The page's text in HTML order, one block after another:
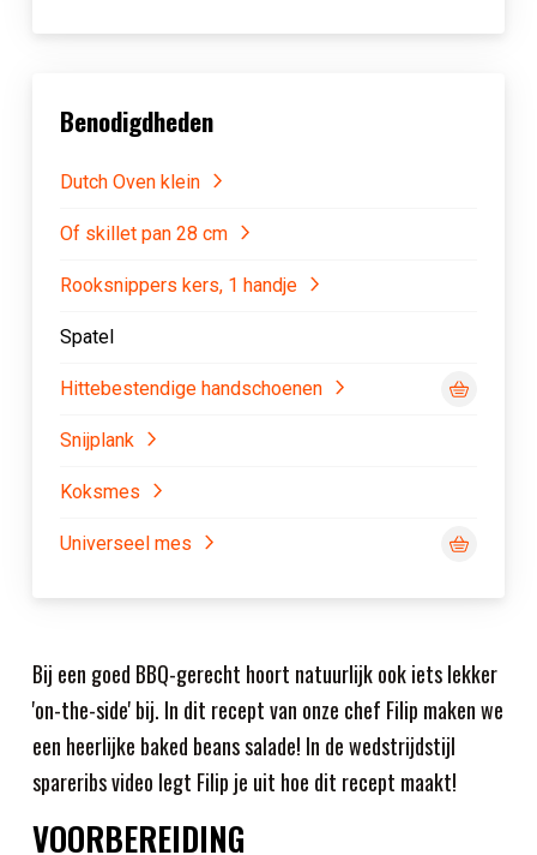
Bij een goed BBQ-gerecht hoort natuurlijk ook iets lekker
'on-the-side' bij. In dit recept van onze chef Filip maken we
een heerlijke baked beans salade! In de wedstrijdstijl
spareribs video legt Filip je uit hoe dit recept maakt!
VOORBEREIDING
Benodigdheden
Dutch Oven klein
Of skillet pan 28 cm
Rooksnippers kers, 1 handje
Spatel
Hittebestendige handschoenen
Snijplank
Koksmes
Universeel mes